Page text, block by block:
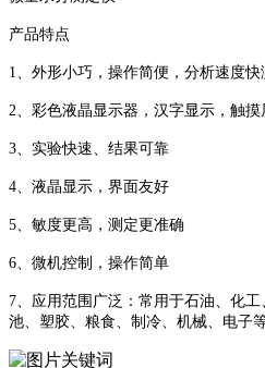
产品特点
1、外形小巧，操作简便，分析速度快
2、彩色液晶显示器，汉字显示，触摸
3、实验快速、结果可靠
4、液晶显示，界面友好
5、敏度更高，测定更准确
6、微机控制，操作简单
7、应用范围广泛：常用于石油、化
池、塑胶、粮食、制冷、机械、电子